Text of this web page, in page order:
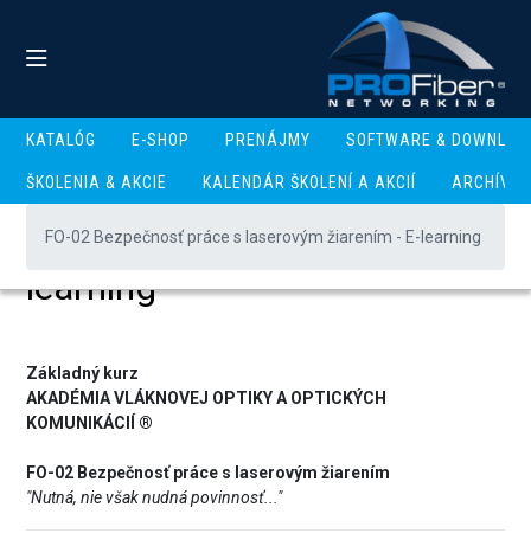
KATALÓG E-SHOP PRENÁJMY SOFTWARE &
ŠKOLENIA & AKCIE KALENDÁR ŠKOLENÍ A AKCIÍ ARCHÍV
FO-02 Bezpečnosť práce s laserovým žiarením - E-learning
FO-02 Bezpečnosť práce s
laserovým žiarením - E-
learning
Základný kurz
AKADÉMIA VLÁKNOVEJ OPTIKY A OPTICKÝCH
KOMUNIKÁCIÍ ®
FO-02 Bezpečnosť práce s laserovým žiarením
"Nutná, nie však nudná povinnosť..."